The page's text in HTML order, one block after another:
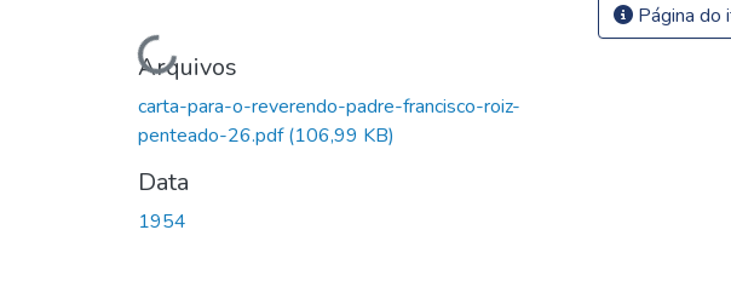
Carregando...
Arquivos
carta-para-o-reverendo-padre-francisco-roiz-
penteado-26.pdf(106,99 KB)
Data
1954
Página do